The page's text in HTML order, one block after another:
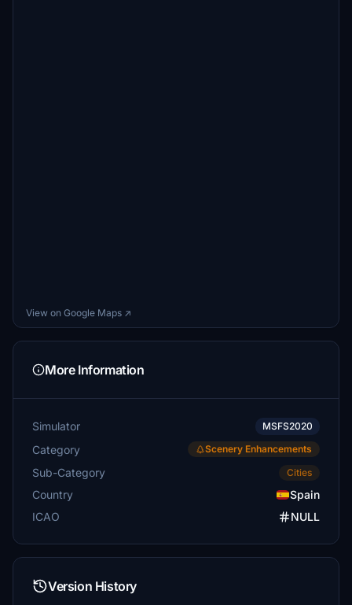
View on Google Maps ↗
More Information
Simulator MSFS2020
Category Scenery Enhancements
Sub-Category Cities
Country
Spain
ICAO
NULL
Version History